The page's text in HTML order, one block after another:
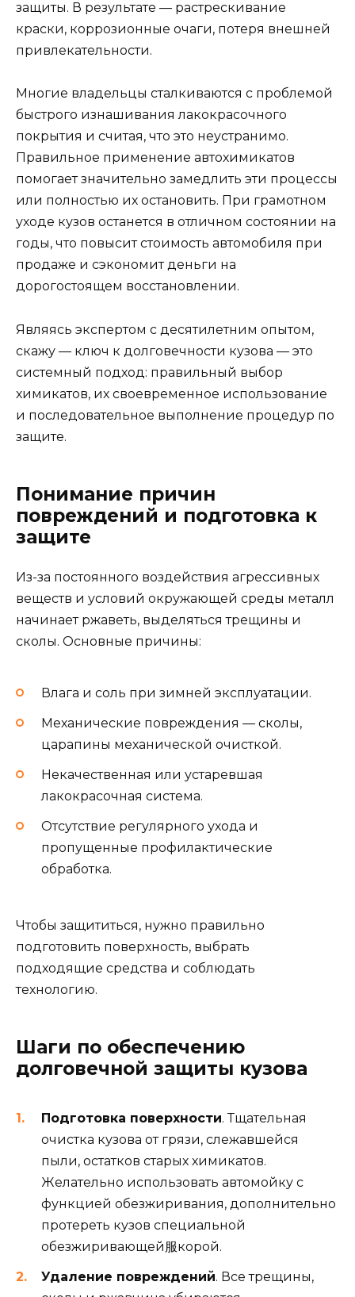
защиты. В результате — растрескивание
краски, коррозионные очаги, потеря внешней
привлекательности.
Многие владельцы сталкиваются с проблемой
быстрого изнашивания лакокрасочного
покрытия и считая, что это неустранимо.
Правильное применение автохимикатов
помогает значительно замедлить эти процессы
или полностью их остановить. При грамотном
уходе кузов останется в отличном состоянии на
годы, что повысит стоимость автомобиля при
продаже и сэкономит деньги на
дорогостоящем восстановлении.
Являясь экспертом с десятилетним опытом,
скажу — ключ к долговечности кузова — это
системный подход: правильный выбор
химикатов, их своевременное использование
и последовательное выполнение процедур по
защите.
Понимание причин
повреждений и подготовка к
защите
Из-за постоянного воздействия агрессивных
веществ и условий окружающей среды металл
начинает ржаветь, выделяться трещины и
сколы. Основные причины:
Влага и соль при зимней эксплуатации.
Механические повреждения — сколы,
царапины механической очисткой.
Некачественная или устаревшая
лакокрасочная система.
Отсутствие регулярного ухода и
пропущенные профилактические
обработка.
Чтобы защититься, нужно правильно
подготовить поверхность, выбрать
подходящие средства и соблюдать
технологию.
Шаги по обеспечению
долговечной защиты кузова
Подготовка поверхности. Тщательная
очистка кузова от грязи, слежавшейся
пыли, остатков старых химикатов.
Желательно использовать автомойку с
функцией обезжиривания, дополнительно
протереть кузов специальной
обезжиривающей服корой.
Удаление повреждений. Все трещины,